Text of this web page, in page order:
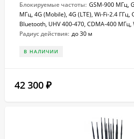
Блокируемые частоты: GSM-900 МГц,
МГц, 4G (Mobile), 4G (LTE), Wi-Fi-2.4 ГГц,
Bluetooth, UHV 400-470, CDMA-400 МГц,
Радиус действия: до 30 м
В НАЛИЧИИ
42 300 ₽